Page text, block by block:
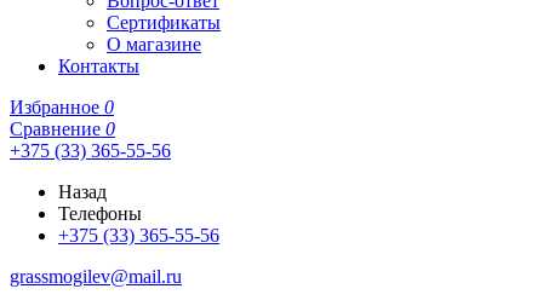
Сертификаты
О магазине
Контакты
Избранное 0
Сравнение 0
+375 (33) 365-55-56
Назад
Телефоны
+375 (33) 365-55-56
grassmogilev@mail.ru